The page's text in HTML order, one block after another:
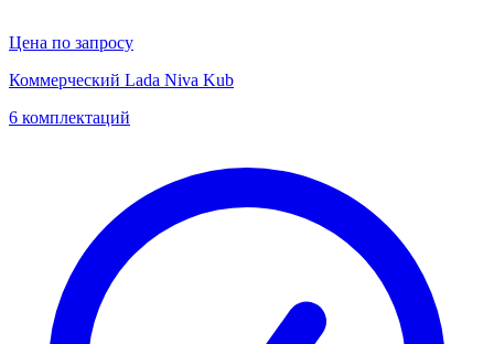
Цена по запросу
Коммерческий Lada Niva Kub
6 комплектаций